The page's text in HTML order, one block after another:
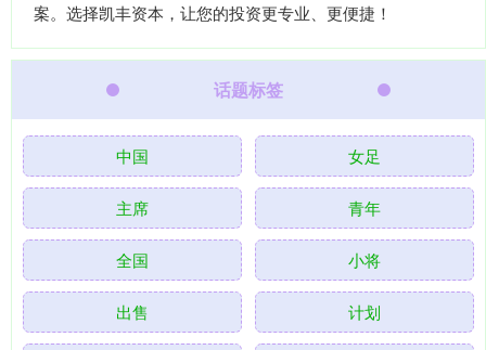
案。选择凯丰资本，让您的投资更专业、更便捷！
话题标签
中国 女足
主席 青年
全国 小将
出售 计划